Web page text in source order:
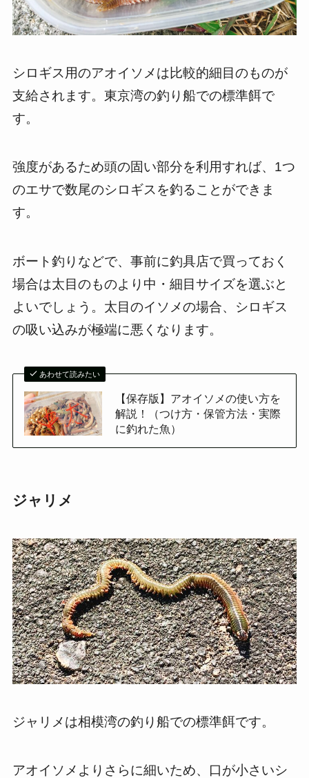
シロギス用のアオイソメは比較的細目のものが
支給されます。東京湾の釣り船での標準餌で
す。
強度があるため頭の固い部分を利用すれば、1つ
のエサで数尾のシロギスを釣ることができま
す。
ボート釣りなどで、事前に釣具店で買っておく
場合は太目のものより中・細目サイズを選ぶと
よいでしょう。太目のイソメの場合、シロギス
の吸い込みが極端に悪くなります。
あわせて読みたい
【保存版】アオイソメの使い方を
解説！（つけ方・保管方法・実際
に釣れた魚）
ジャリメ
ジャリメは相模湾の釣り船での標準餌です。
アオイソメよりさらに細いため、口が小さいシ